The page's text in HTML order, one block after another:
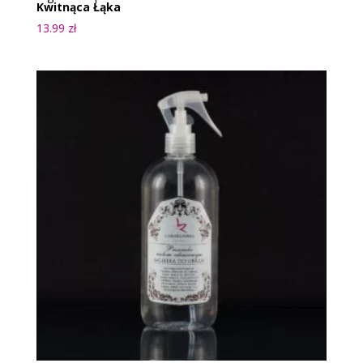
Kwitnąca Łąka
13.99 zł